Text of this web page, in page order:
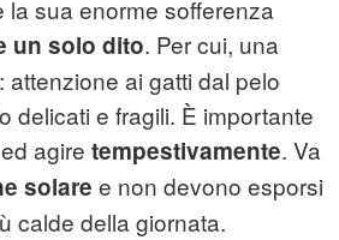
la sua enorme sofferenza
un solo dito. Per cui, una
attenzione ai gatti dal pelo
delicati e fragili. È importante
ed agire tempestivamente. Va
solare e non devono esporsi
calde della giornata.